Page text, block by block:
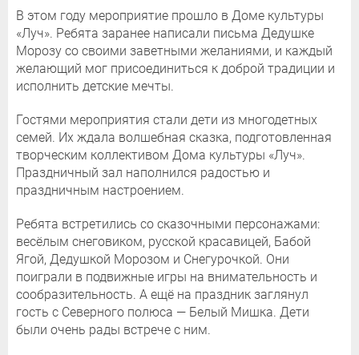
В этом году мероприятие прошло в Доме культуры
«Луч». Ребята заранее написали письма Дедушке
Морозу со своими заветными желаниями, и каждый
желающий мог присоединиться к доброй традиции и
исполнить детские мечты.
Гостями мероприятия стали дети из многодетных
семей. Их ждала волшебная сказка, подготовленная
творческим коллективом Дома культуры «Луч».
Праздничный зал наполнился радостью и
праздничным настроением.
Ребята встретились со сказочными персонажами:
весёлым снеговиком, русской красавицей, Бабой
Ягой, Дедушкой Морозом и Снегурочкой. Они
поиграли в подвижные игры на внимательность и
сообразительность. А ещё на праздник заглянул
гость с Северного полюса — Белый Мишка. Дети
были очень рады встрече с ним.